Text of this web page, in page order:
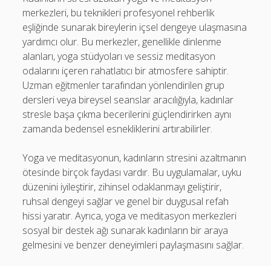
merkezleri, bu teknikleri profesyonel rehberlik
eşliğinde sunarak bireylerin içsel dengeye ulaşmasına
yardımcı olur. Bu merkezler, genellikle dinlenme
alanları, yoga stüdyoları ve sessiz meditasyon
odalarını içeren rahatlatıcı bir atmosfere sahiptir.
Uzman eğitmenler tarafından yönlendirilen grup
dersleri veya bireysel seanslar aracılığıyla, kadınlar
stresle başa çıkma becerilerini güçlendirirken aynı
zamanda bedensel esnekliklerini artırabilirler.
Yoga ve meditasyonun, kadınların stresini azaltmanın
ötesinde birçok faydası vardır. Bu uygulamalar, uyku
düzenini iyileştirir, zihinsel odaklanmayı geliştirir,
ruhsal dengeyi sağlar ve genel bir duygusal refah
hissi yaratır. Ayrıca, yoga ve meditasyon merkezleri
sosyal bir destek ağı sunarak kadınların bir araya
gelmesini ve benzer deneyimleri paylaşmasını sağlar.